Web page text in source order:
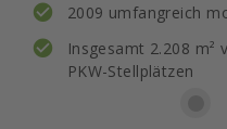
2009 umfangreich
Insgesamt 2.208 m²
PKW-Stellplätzen